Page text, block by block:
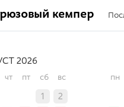
кемпер
2026
чт пт сб вс
1
2
пн